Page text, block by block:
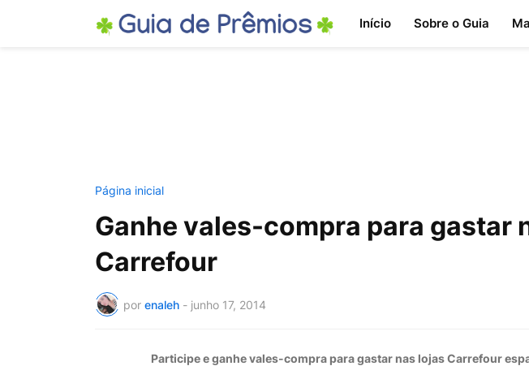
Início Sobre o Guia
Página inicial
Ganhe vales-compra para gastar
Carrefour
por enaleh - junho 17, 2014
Participe e ganhe vales-compra para gastar nas lojas Carrefour